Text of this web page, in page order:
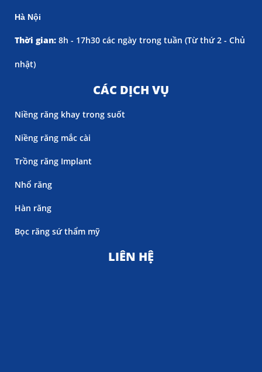
Hà Nội
Thời gian: 8h - 17h30 các ngày trong tuần (Từ thứ 2 - Chủ
nhật)
CÁC DỊCH VỤ
Niềng răng khay trong suốt
Niềng răng mắc cài
Trồng răng Implant
Nhổ răng
Hàn răng
Bọc răng sứ thẩm mỹ
LIÊN HỆ